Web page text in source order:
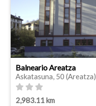
Balneario Areatza
Askatasuna, 50 (Areatza)
2,983.11 km